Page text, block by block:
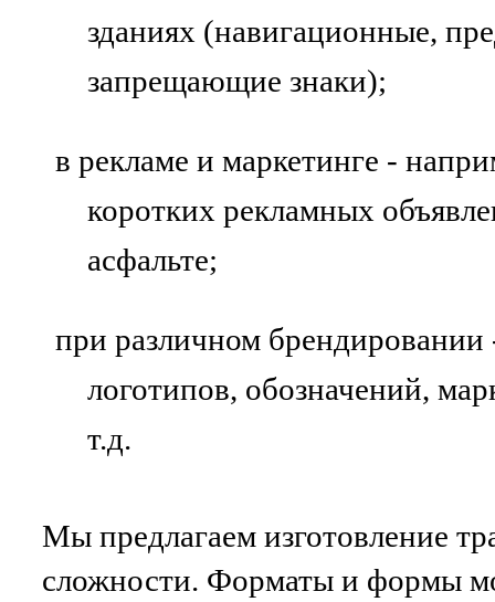
зданиях (навигационные,
запрещающие знаки);
в рекламе и маркетинге -
коротких рекламных
асфальте;
при различном брендировании
логотипов, обозначений,
т.д.
Мы предлагаем изготовление
сложности. Форматы и формы